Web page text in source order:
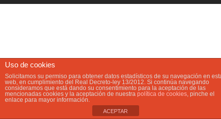
Uso de cookies
Solicitamos su permiso para obtener datos estadísticos de su navegación en
web, en cumplimiento del Real Decreto-ley 13/2012. Si continúa navegando
consideramos que está dando su consentimiento para la aceptación de las
mencionadas cookies y la aceptación de nuestra política de cookies, pinche el
enlace para mayor información.
ACEPTAR